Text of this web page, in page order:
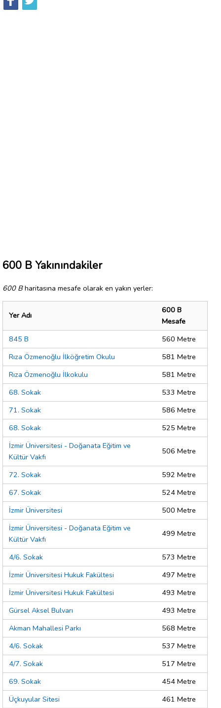
600 B Yakınındakiler
600 Bharitasına mesafe olarak en yakın yerler:
Yer Adı
600 B
Mesafe
845 B
560 Metre
Rıza Özmenoğlu İlköğretim Okulu
581 Metre
Rıza Özmenoğlu İlkokulu
581 Metre
68. Sokak
533 Metre
71. Sokak
586 Metre
68. Sokak
525 Metre
İzmir Üniversitesi - Doğanata Eğitim ve
Kültür Vakfı
506 Metre
72. Sokak
592 Metre
67. Sokak
524 Metre
İzmir Üniversitesi
500 Metre
İzmir Üniversitesi - Doğanata Eğitim ve
Kültür Vakfı
499 Metre
4/6. Sokak
573 Metre
İzmir Üniversitesi Hukuk Fakültesi
497 Metre
İzmir Üniversitesi Hukuk Fakültesi
493 Metre
Gürsel Aksel Bulvarı
493 Metre
Akman Mahallesi Parkı
568 Metre
4/6. Sokak
537 Metre
4/7. Sokak
517 Metre
69. Sokak
454 Metre
Üçkuyular Sitesi
461 Metre